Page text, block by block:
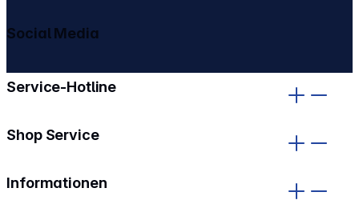
Service-Hotline
Shop Service
Informationen
Social Media